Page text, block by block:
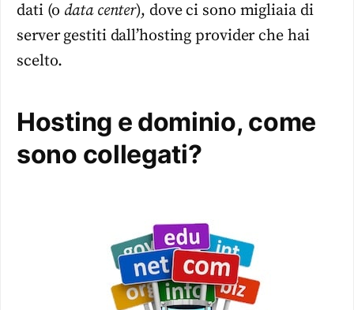
dati (o data center), dove ci sono migliaia di
server gestiti dall’hosting provider che hai
scelto.
Hosting e dominio, come
sono collegati?